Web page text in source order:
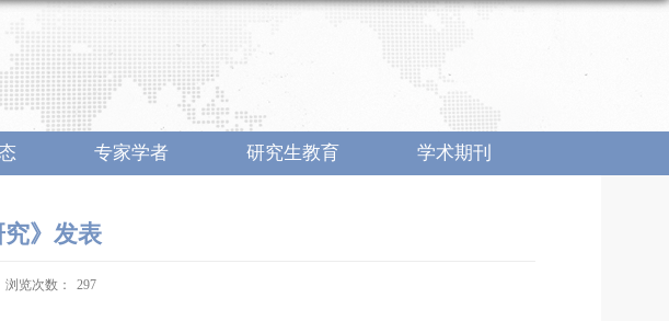
专家学者 研究生教育 学术期刊
》发表
浏览次数： 297